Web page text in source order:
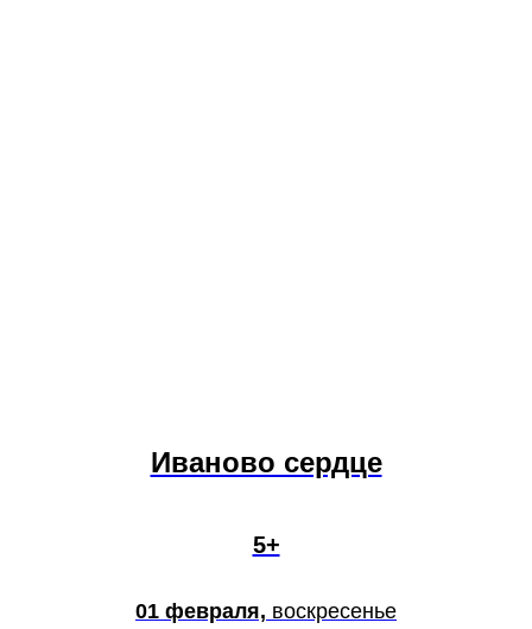
Иваново сердце
5+
01 февраля, воскресенье